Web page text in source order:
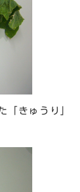
「きゅうり」